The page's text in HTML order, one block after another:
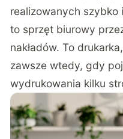
realizowanych szybko
to sprzęt biurowy
nakładów. To
zawsze wtedy, gdy
wydrukowania kilku